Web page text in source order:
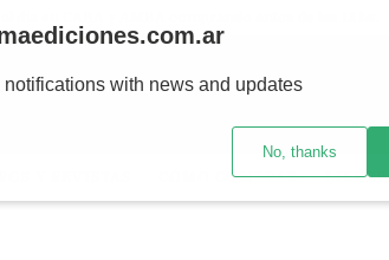
CÓMO COMPRAR
notifications with news and updates
No, thanks